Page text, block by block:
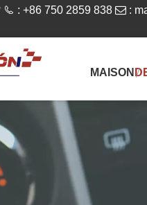
 : +86 750 2859 838  :
MAISON